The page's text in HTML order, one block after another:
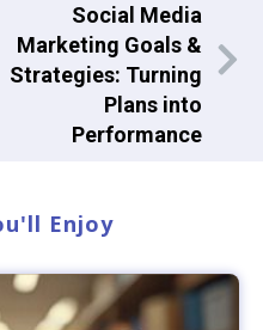
Social Media
Marketing Goals &
Strategies: Turning
Plans into
Performance
Enjoy